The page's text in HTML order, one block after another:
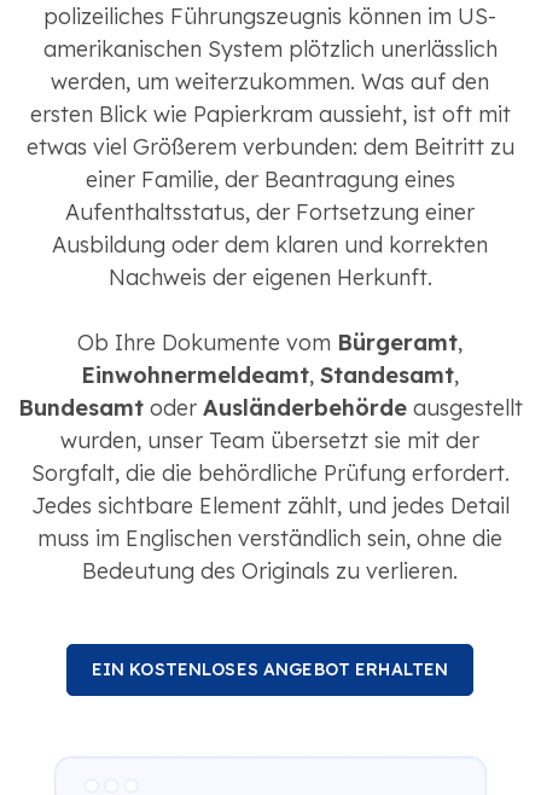
polizeiliches Führungszeugnis können im US-
amerikanischen System plötzlich unerlässlich
werden, um weiterzukommen. Was auf den
ersten Blick wie Papierkram aussieht, ist oft mit
etwas viel Größerem verbunden: dem Beitritt zu
einer Familie, der Beantragung eines
Aufenthaltsstatus, der Fortsetzung einer
Ausbildung oder dem klaren und korrekten
Nachweis der eigenen Herkunft.
Ob Ihre Dokumente vom Bürgeramt,
Einwohnermeldeamt, Standesamt,
Bundesamtoder Ausländerbehördeausgestellt
wurden, unser Team übersetzt sie mit der
Sorgfalt, die die behördliche Prüfung erfordert.
Jedes sichtbare Element zählt, und jedes Detail
muss im Englischen verständlich sein, ohne die
Bedeutung des Originals zu verlieren.
EIN KOSTENLOSES ANGEBOT ERHALTEN